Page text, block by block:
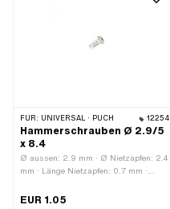
FÜR: UNIVERSAL · PUCH 12254
Hammerschrauben Ø 2.9/5
x 8.4
Ø aussen: 2.9 mm · Ø Nietzapfen: 2.4
mm · Länge Nietzapfen: 0.7 mm ·
Stahl · Oberfläche: vernickelt ·
EUR 1.05